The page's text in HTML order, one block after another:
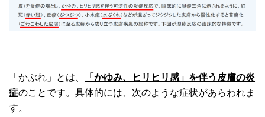
「かぶれ」とは、
「かゆみ、ヒリヒリ感」を伴う皮膚の炎
症のことです。具体的には、次のような症状があらわれま
す。